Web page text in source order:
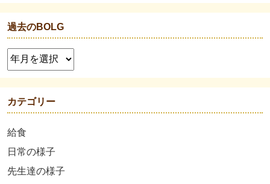
過去のBOLG
カテゴリー
給食
日常の様子
先生達の様子